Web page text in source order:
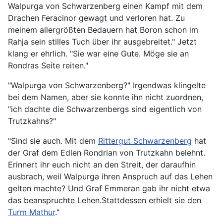
Walpurga von Schwarzenberg einen Kampf mit dem
Drachen Feracinor gewagt und verloren hat. Zu
meinem allergrößten Bedauern hat Boron schon im
Rahja sein stilles Tuch über ihr ausgebreitet." Jetzt
klang er ehrlich. "Sie war eine Gute. Möge sie an
Rondras Seite reiten."
"Walpurga von Schwarzenberg?" Irgendwas klingelte
bei dem Namen, aber sie konnte ihn nicht zuordnen,
"ich dachte die Schwarzenbergs sind eigentlich von
Trutzkahns?"
"Sind sie auch. Mit dem Rittergut Schwarzenberg hat
der Graf dem Edlen Rondrian von Trutzkahn belehnt.
Erinnert ihr euch nicht an den Streit, der daraufhin
ausbrach, weil Walpurga ihren Anspruch auf das Lehen
gelten machte? Und Graf Emmeran gab ihr nicht etwa
das beanspruchte Lehen.Stattdessen erhielt sie den
Turm Mathur."